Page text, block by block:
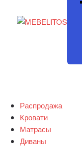
Распродажа
Кровати
Матрасы
Диваны